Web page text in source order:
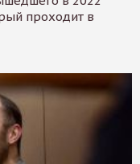
проходит в